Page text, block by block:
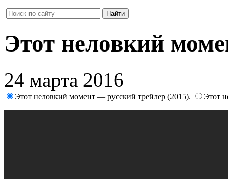
Этот неловкий
24 марта 2016
Этот неловкий момент — русский трейлер (2015). Этот